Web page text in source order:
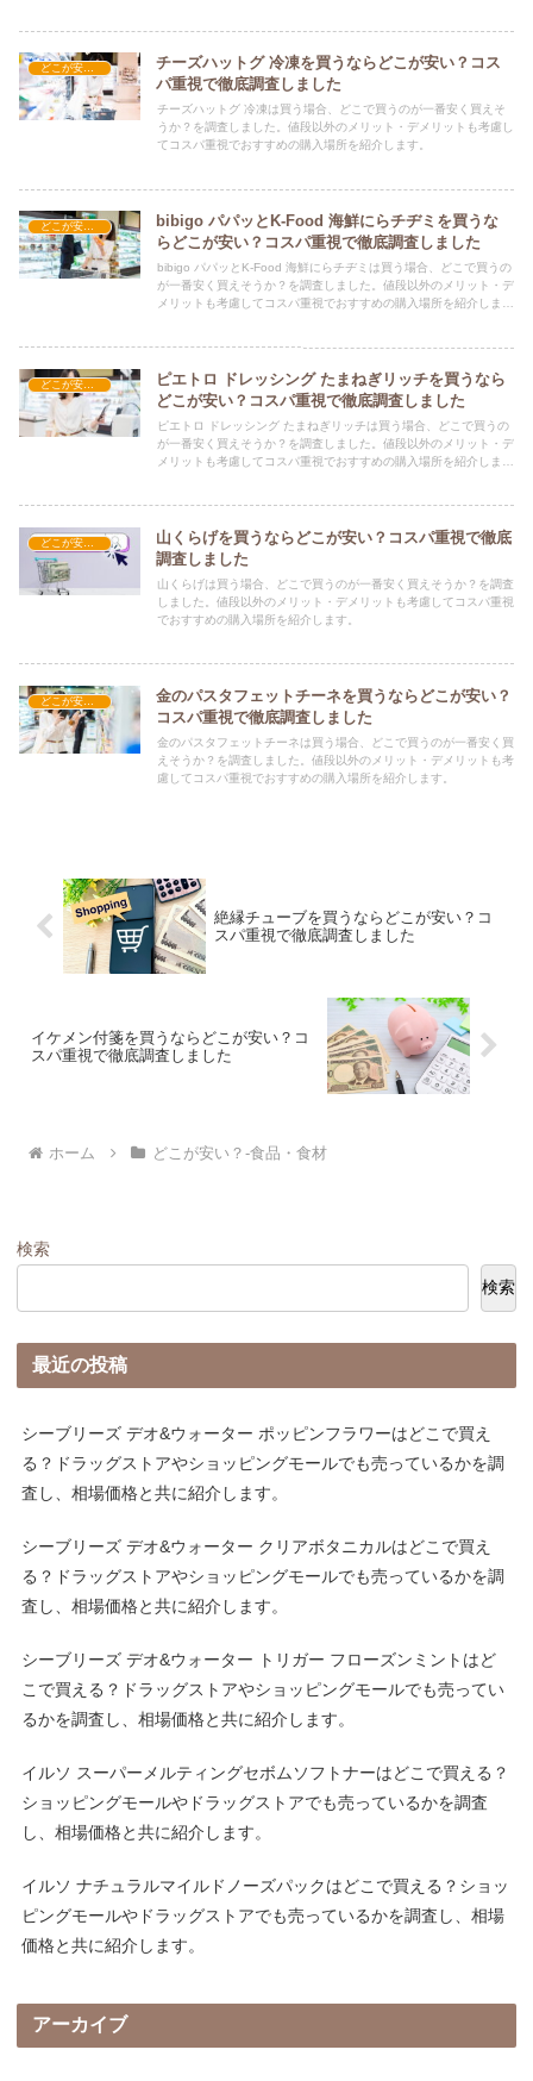
どこが安い？-食品・食材
チーズハットグ 冷凍を買うならどこが安い？コス
パ重視で徹底調査しました
チーズハットグ 冷凍は買う場合、どこで買うのが一番安く買えそ
うか？を調査しました。値段以外のメリット・デメリットも考慮し
てコスパ重視でおすすめの購入場所を紹介します。
どこが安い？-食品・食材
bibigo パパッとK-Food 海鮮にらチヂミを買うな
らどこが安い？コスパ重視で徹底調査しました
bibigo パパッとK-Food 海鮮にらチヂミは買う場合、どこで買うの
が一番安く買えそうか？を調査しました。値段以外のメリット・デ
メリットも考慮してコスパ重視でおすすめの購入場所を紹介しま
どこが安い？-食品・食材
ピエトロ ドレッシング たまねぎリッチを買うなら
どこが安い？コスパ重視で徹底調査しました
ピエトロ ドレッシング たまねぎリッチは買う場合、どこで買うの
が一番安く買えそうか？を調査しました。値段以外のメリット・デ
メリットも考慮してコスパ重視でおすすめの購入場所を紹介しま
どこが安い？-食品・食材
山くらげを買うならどこが安い？コスパ重視で徹底
調査しました
山くらげは買う場合、どこで買うのが一番安く買えそうか？を調査
しました。値段以外のメリット・デメリットも考慮してコスパ重視
でおすすめの購入場所を紹介します。
どこが安い？-食品・食材
金のパスタフェットチーネを買うならどこが安い？
コスパ重視で徹底調査しました
金のパスタフェットチーネは買う場合、どこで買うのが一番安く買
えそうか？を調査しました。値段以外のメリット・デメリットも考
慮してコスパ重視でおすすめの購入場所を紹介します。
絶縁チューブを買うならどこが安い？コ
スパ重視で徹底調査しました
イケメン付箋を買うならどこが安い？コ
スパ重視で徹底調査しました
ホーム どこが安い？-食品・食材
検索
検索
最近の投稿
シーブリーズ デオ&ウォーター ポッピンフラワーはどこで買え
る？ドラッグストアやショッピングモールでも売っているかを調
査し、相場価格と共に紹介します。
シーブリーズ デオ&ウォーター クリアボタニカルはどこで買え
る？ドラッグストアやショッピングモールでも売っているかを調
査し、相場価格と共に紹介します。
シーブリーズ デオ&ウォーター トリガー フローズンミントはど
こで買える？ドラッグストアやショッピングモールでも売ってい
るかを調査し、相場価格と共に紹介します。
イルソ スーパーメルティングセボムソフトナーはどこで買える？
ショッピングモールやドラッグストアでも売っているかを調査
し、相場価格と共に紹介します。
イルソ ナチュラルマイルドノーズパックはどこで買える？ショッ
ピングモールやドラッグストアでも売っているかを調査し、相場
価格と共に紹介します。
アーカイブ